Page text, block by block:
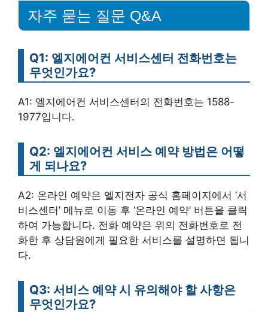
자주 묻는 질문 Q&A
Q1: 엘지에어컨 서비스센터 전화번호는
무엇인가요?
A1: 엘지에어컨 서비스센터의 전화번호는 1588-
1977입니다.
Q2: 엘지에어컨 서비스 예약 방법은 어떻
게 되나요?
A2: 온라인 예약은 엘지전자 공식 홈페이지에서 ‘서
비스센터’ 메뉴로 이동 후 ‘온라인 예약’ 버튼을 클릭
하여 가능합니다. 전화 예약은 위의 전화번호로 전
화한 후 상담원에게 필요한 서비스를 설명하면 됩니
다.
Q3: 서비스 예약 시 유의해야 할 사항은
무엇인가요?